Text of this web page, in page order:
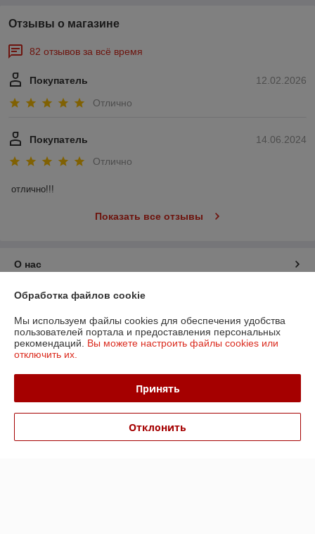
Отзывы о магазине
82 отзывов за всё время
12.02.2026
Покупатель
Отлично
14.06.2024
Покупатель
Отлично
отлично!!!
Показать все отзывы
О нас
Контакты
Доставка и оплата
Политика обработки cookies
Обработка файлов cookie
Мы используем файлы cookies для обеспечения удобства
пользователей портала и предоставления персональных
рекомендаций. Вы можете настроить файлы cookies или
отключить их.
Принять
Отклонить